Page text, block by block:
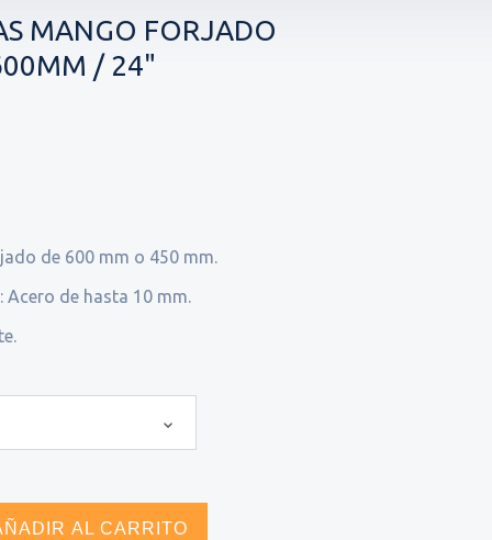
MANGO FORJADO
/ 24"
de 600 mm o 450 mm.
de hasta 10 mm.
AL CARRITO